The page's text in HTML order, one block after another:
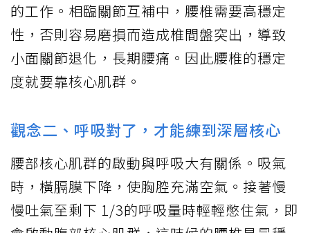
的工作。相臨關節互補中，腰椎需要高穩定
性，否則容易磨損而造成椎間盤突出，導致
小面關節退化，長期腰痛。因此腰椎的穩定
度就要靠核心肌群。
觀念二、呼吸對了，才能練到深層核心
腰部核心肌群的啟動與呼吸大有關係。吸氣
時，橫膈膜下降，使胸腔充滿空氣。接著慢
慢吐氣至剩下 1/3的呼吸量時輕輕憋住氣，即